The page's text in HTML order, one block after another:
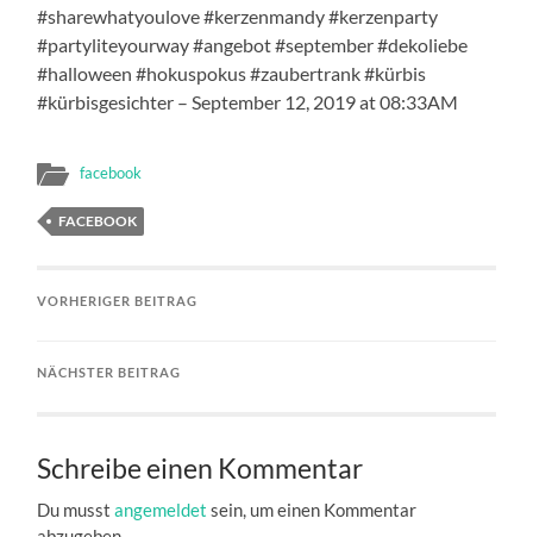
#sharewhatyoulove #kerzenmandy #kerzenparty
#partyliteyourway #angebot #september #dekoliebe
#halloween #hokuspokus #zaubertrank #kürbis
#kürbisgesichter – September 12, 2019 at 08:33AM
facebook
FACEBOOK
VORHERIGER BEITRAG
NÄCHSTER BEITRAG
Schreibe einen Kommentar
Du musstangemeldet sein, um einen Kommentar